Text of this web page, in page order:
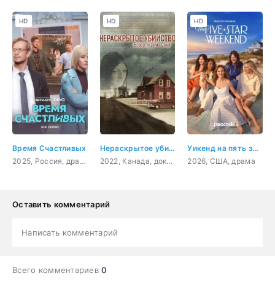
Время Счастливых
2025, Россия, драма, комедия
HD
Нераскрытое убийство Беверли Линн Смит
2022, Канада, документальный, криминал, детектив
HD
Уикенд на пять звёзд
2026, США, драма
HD
Оставить комментарий
Написать комментарий
Всего комментариев0